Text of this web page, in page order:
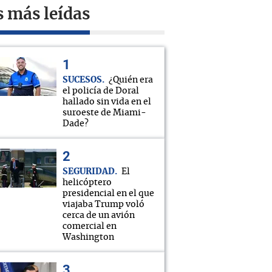
más leídas
SUCESOS
¿Quién era
el policía de Doral
hallado sin vida en el
suroeste de Miami-
Dade?
SEGURIDAD
El
helicóptero
presidencial en el que
viajaba Trump voló
cerca de un avión
comercial en
Washington